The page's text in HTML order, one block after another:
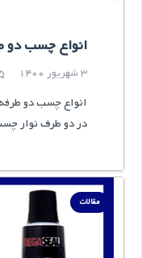
انواع چسب دو
3 شهریور 1400
انواع چسب دو
در دو طرف نوار
مقالات